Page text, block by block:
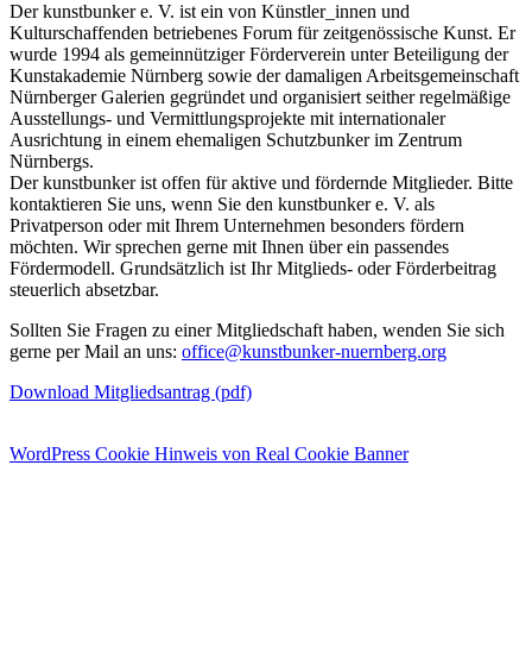
Der kunstbunker e. V. ist ein von Künstler_innen und
Kulturschaffenden betriebenes Forum für zeitgenössische Kunst. Er
wurde 1994 als gemeinnütziger Förderverein unter Beteiligung der
Kunstakademie Nürnberg sowie der damaligen Arbeitsgemeinschaft
Nürnberger Galerien gegründet und organisiert seither regelmäßige
Ausstellungs- und Vermittlungsprojekte mit internationaler
Ausrichtung in einem ehemaligen Schutzbunker im Zentrum
Nürnbergs.
Der kunstbunker ist offen für aktive und fördernde Mitglieder. Bitte
kontaktieren Sie uns, wenn Sie den kunstbunker e. V. als
Privatperson oder mit Ihrem Unternehmen besonders fördern
möchten. Wir sprechen gerne mit Ihnen über ein passendes
Fördermodell. Grundsätzlich ist Ihr Mitglieds- oder Förderbeitrag
steuerlich absetzbar.
Sollten Sie Fragen zu einer Mitgliedschaft haben, wenden Sie sich
gerne per Mail an uns: office@kunstbunker-nuernberg.org
Download Mitgliedsantrag (pdf)
WordPress Cookie Hinweis von Real Cookie Banner